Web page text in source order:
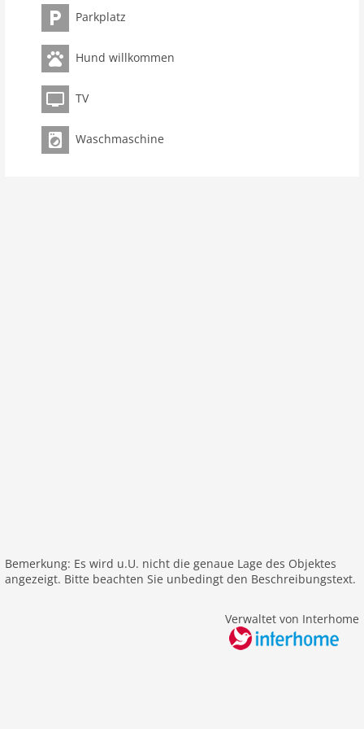
Haustier erlaubt
Objekt
Maximalbelegung 5 Pers.
Wohnfläche 72 m2
Zimmer 3
Schlafzimmer 2
Toiletten 2
Spielplatz
Garten
Parkplatz
Hund willkommen
TV
Waschmaschine
Bemerkung: Es wird u.U. nicht die genaue Lage des Objektes
angezeigt. Bitte beachten Sie unbedingt den Beschreibungstext.
Verwaltet von Interhome